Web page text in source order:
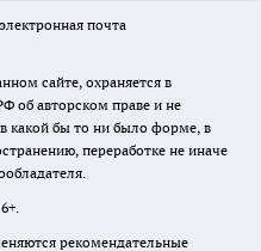
почта
сайте, охраняется в
об авторском праве и не
какой бы то ни было форме, в
переработке не иначе
рекомендательные